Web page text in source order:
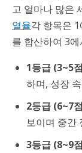
고 얼마나 많은
열율각 항목은
를 합산하여 3
1등급 (3~5
하며, 성장
2등급 (6~7
보이며 중간
3등급 (8~9